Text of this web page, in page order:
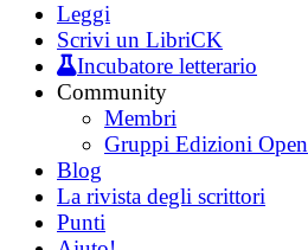
Leggi
Scrivi un LibriCK
Incubatore letterario
Community
Membri
Gruppi Edizioni Open
Blog
La rivista degli scrittori
Punti